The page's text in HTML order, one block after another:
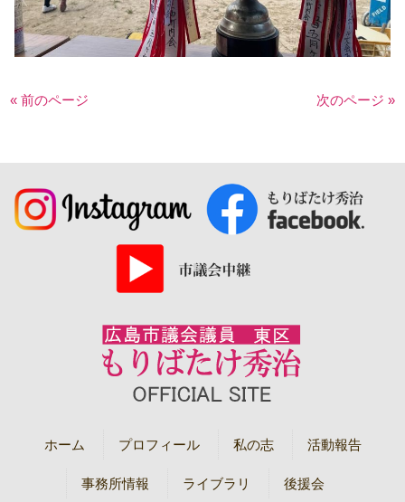
« 前のページ 次のページ »
ホーム プロフィール 私の志 活動報告
事務所情報 ライブラリ 後援会